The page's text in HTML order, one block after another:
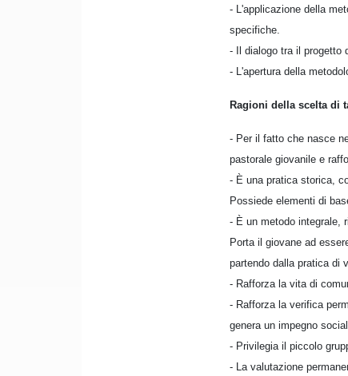
- L'applicazione della
specifiche.
- Il dialogo tra il progetto
- L'apertura della
Ragioni della scelta di
- Per il fatto che nasce
pastorale giovanile e
- È una pratica storica,
Possiede elementi di
- È un metodo integrale,
Porta il giovane ad
partendo dalla pratica di
- Rafforza la vita di
- Rafforza la verifica
genera un impegno
- Privilegia il piccolo
- La valutazione